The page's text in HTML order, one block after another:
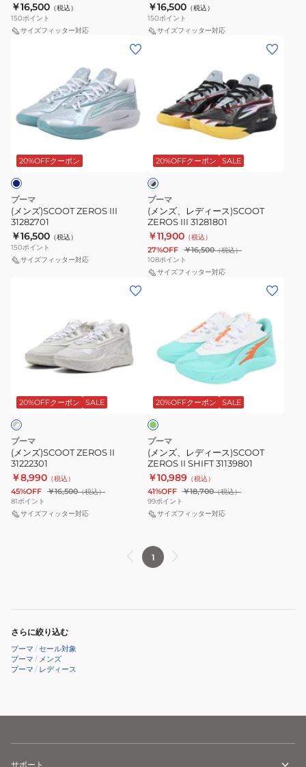
￥16,500 （税込）
150ポイント
サイズフィッター対応
￥16,500 （税込）
150ポイント
サイズフィッター対応
III
31282701
20%OFFクーポン
プーマ
(メンズ)SCOOT ZEROS III
31282701
￥16,500 （税込）
150ポイント
サイズフィッター対応
ィ
ス)SCOOT
ZEROS
III
31281801
20%OFFクーポン SALE
グ
ー
ッ
ク
プーマ
(メンズ、レディース)SCOOT
ZEROS III 31281801
￥11,900 （税込）
27%OFF ￥16,500（税込）
108ポイント
サイズフィッター対応
31222301
20%OFFクーポン SALE
プーマ
(メンズ)SCOOT ZEROS II
31222301
￥8,990 （税込）
45%OFF ￥16,500（税込）
81ポイント
サイズフィッター対応
デ
ス)SCOOT
ZEROS
II
SHIFT
31139801
20%OFFクーポン SALE
ン
ト
プーマ
(メンズ、レディース)SCOOT
ZEROS II SHIFT 31139801
￥10,989 （税込）
41%OFF ￥18,700（税込）
99ポイント
サイズフィッター対応
1
さらに絞り込む
プーマ /セール対象
プーマ / メンズ
プーマ / レディース
サポート